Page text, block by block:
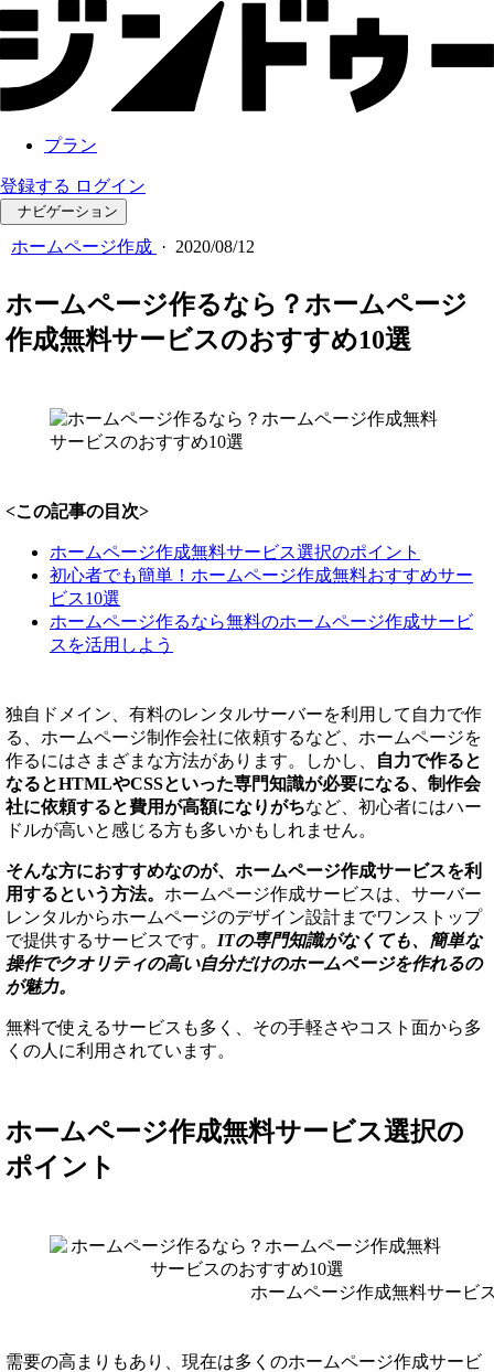
プラン
登録する ログイン
ナビゲーション
ホームページ作成 · 2020/08/12
ホームページ作るなら？ホームページ
作成無料サービスのおすすめ10選
<この記事の目次>
ホームページ作成無料サービス選択のポイント
初心者でも簡単！ホームページ作成無料おすすめサー
ビス10選
ホームページ作るなら無料のホームページ作成サービ
スを活用しよう
独自ドメイン、有料のレンタルサーバーを利用して自力で作
る、ホームページ制作会社に依頼するなど、ホームページを
作るにはさまざまな方法があります。しかし、
自力で作ると
なるとHTMLやCSSといった専門知識が必要になる、制作会
社に依頼すると費用が高額になりがちなど、初心者にはハー
ドルが高いと感じる方も多いかもしれません。
そんな方におすすめなのが、ホームページ作成サービスを利
用するという方法。 ホームページ作成サービスは、サーバー
レンタルからホームページのデザイン設計までワンストップ
で提供するサービスです。 ITの専門知識がなくても、簡単な
操作でクオリティの高い自分だけのホームページを作れるの
が魅力。
無料で使えるサービスも多く、その手軽さやコスト面から多
くの人に利用されています。
ホームページ作成無料サービス選択の
ポイント
ホームページ作成無料サービ
需要の高まりもあり、現在は多くのホームページ作成サービ